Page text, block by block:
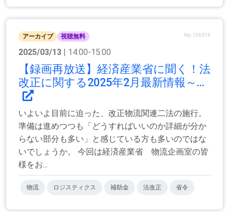
アーカイブ 視聴無料 No.154014
2025/03/13 | 14:00-15:00
【録画再放送】経済産業省に聞く！法
改正に関する2025年2月最新情報～...
いよいよ目前に迫った、改正物流関連二法の施行。
準備は進めつつも「どうすればいいのか詳細が分か
らない部分も多い」と感じている方も多いのではな
いでしょうか。 今回は経済産業省 物流企画室の皆
様をお...
物流 ロジスティクス 補助金 法改正 省令